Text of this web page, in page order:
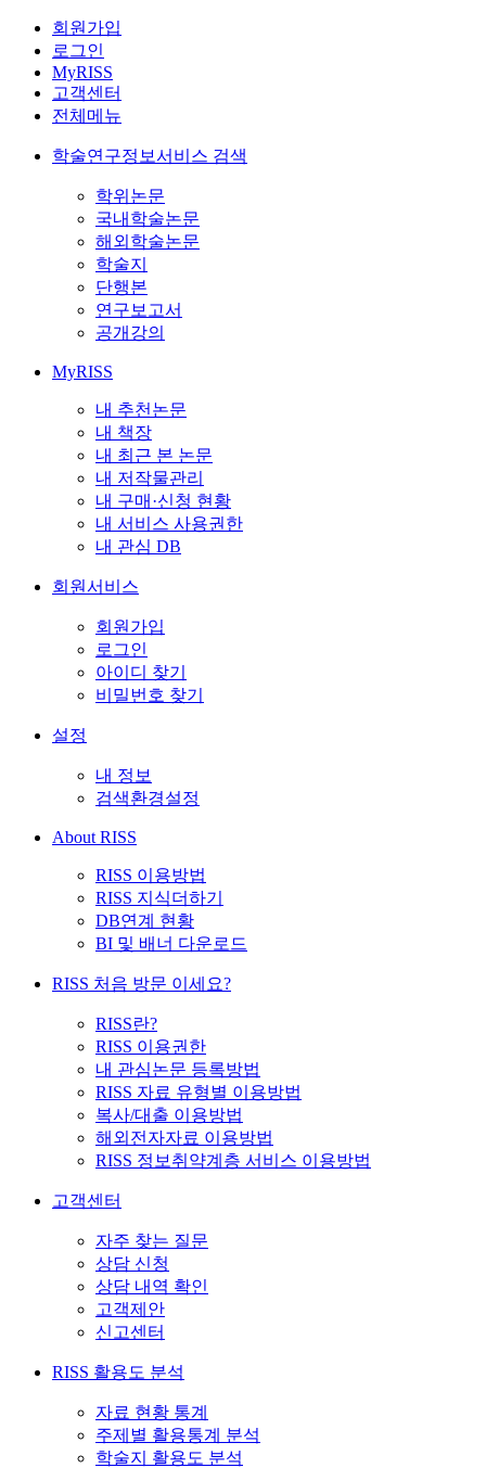
회원가입
로그인
MyRISS
고객센터
전체메뉴
학술연구정보서비스 검색
학위논문
국내학술논문
해외학술논문
학술지
단행본
연구보고서
공개강의
MyRISS
내 추천논문
내 책장
내 최근 본 논문
내 저작물관리
내 구매·신청 현황
내 서비스 사용권한
내 관심 DB
회원서비스
회원가입
로그인
아이디 찾기
비밀번호 찾기
설정
내 정보
검색환경설정
About RISS
RISS 이용방법
RISS 지식더하기
DB연계 현황
BI 및 배너 다운로드
RISS 처음 방문 이세요?
RISS란?
RISS 이용권한
내 관심논문 등록방법
RISS 자료 유형별 이용방법
복사/대출 이용방법
해외전자자료 이용방법
RISS 정보취약계층 서비스 이용방법
고객센터
자주 찾는 질문
상담 신청
상담 내역 확인
고객제안
신고센터
RISS 활용도 분석
자료 현황 통계
주제별 활용통계 분석
학술지 활용도 분석